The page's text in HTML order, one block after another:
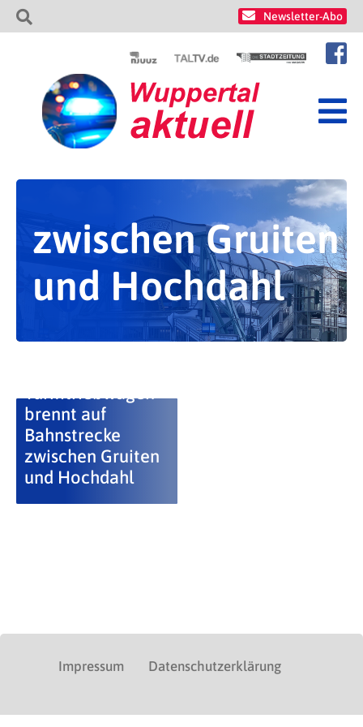
Newsletter-Abo
zwischen Gruiten
und Hochdahl
brennt auf
Bahnstrecke
zwischen Gruiten
und Hochdahl
Impressum Datenschutzerklärung